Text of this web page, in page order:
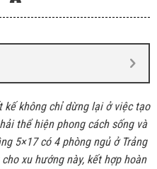
kế không chỉ dừng lại ở việc tạo
thể hiện phong cách sống và
5×17 có 4 phòng ngủ ở Trảng
xu hướng này, kết hợp hoàn